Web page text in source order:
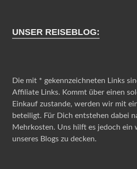
UNSER REISEBLOG:
Die mit * gekennzeichneten Links
Affiliate Links. Kommt über einen
Einkauf zustande, werden wir mit
beteiligt. Für Dich entstehen dabei
Mehrkosten. Uns hilft es jedoch ein
unseres Blogs zu decken.